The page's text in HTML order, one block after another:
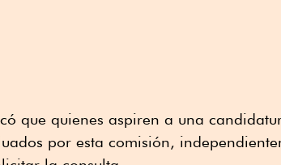
que quienes aspiren a una
por esta comisión,